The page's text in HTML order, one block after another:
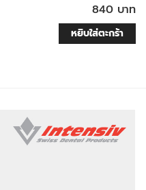
840 บาท
หยิบใส่ตะกร้า